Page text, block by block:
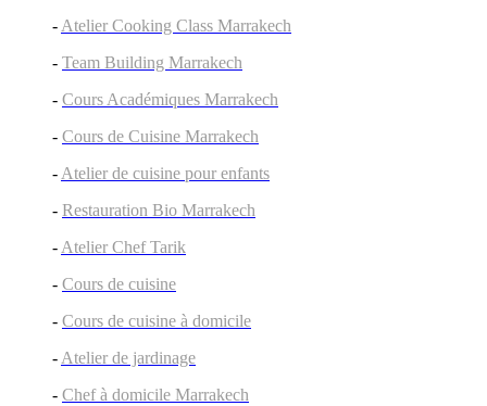
- Atelier Cooking Class Marrakech
- Team Building Marrakech
- Cours Académiques Marrakech
- Cours de Cuisine Marrakech
- Atelier de cuisine pour enfants
- Restauration Bio Marrakech
- Atelier Chef Tarik
- Cours de cuisine
- Cours de cuisine à domicile
- Atelier de jardinage
- Chef à domicile Marrakech